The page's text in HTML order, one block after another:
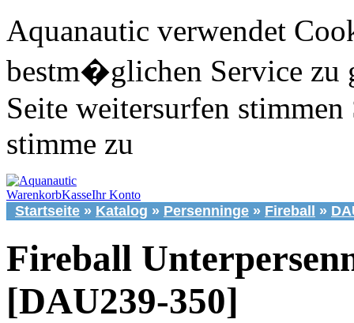
Aquanautic verwendet
bestm�glichen Service zu
Seite weitersurfen stimmen
stimme zu
WarenkorbKasseIhr Konto
Startseite » Katalog » Persenninge » Fireball »
Fireball
[DAU239-350]